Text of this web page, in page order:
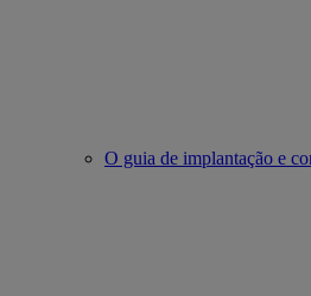
O guia de implantação e